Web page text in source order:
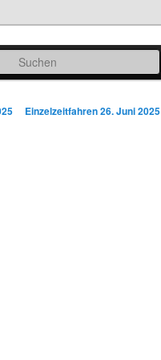
Einzelzeitfahren26. Juni 2025